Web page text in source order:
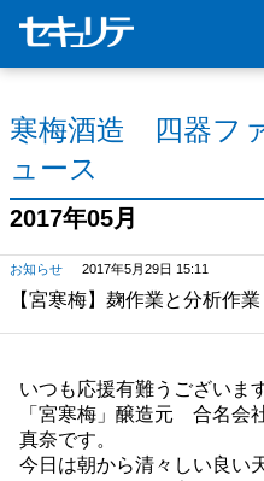
寒梅酒造 四器フ
ュース
2017年05月
お知らせ 2017年5月29日 15:11
【宮寒梅】麹作業と分析作業
いつも応援有難うございます
「宮寒梅」醸造元 合名
真奈です。
今日は朝から清々しい良い